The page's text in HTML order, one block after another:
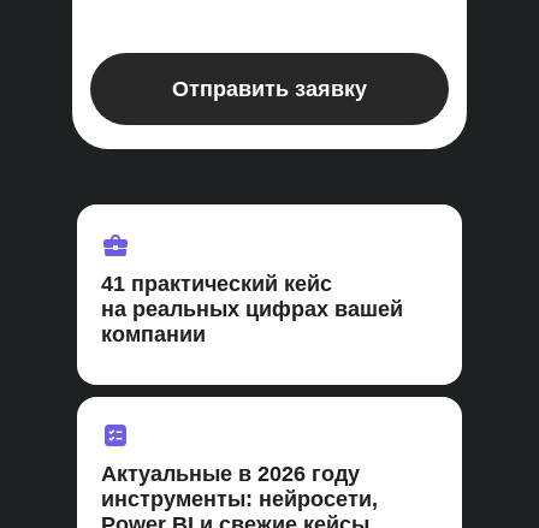
Отправить заявку
Актуальные в 2026 году
инструменты: нейросети,
41 практический кейс
на реальных цифрах вашей
компании